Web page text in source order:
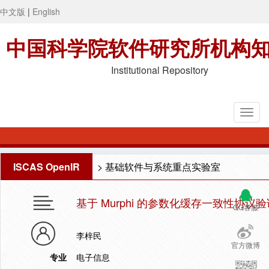
中文版 | English
中国科学院软件研究所机构
Institutional Repository
ISCAS OpenIR > 基础软件与系统重点实验室
QQ客服
官方微博
基于 Murphi 的参数化缓存一致性协议
李梓民
专业
电子信息